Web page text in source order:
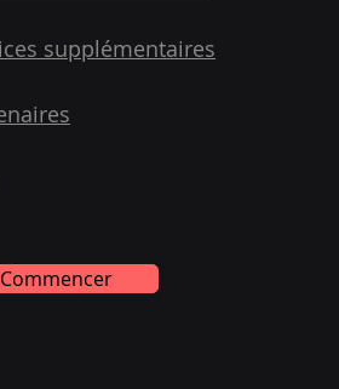
clés du guide
supplémentaires
Commencer